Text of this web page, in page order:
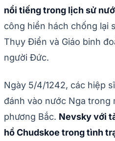
nổi tiếng trong lịch sử
công hiển hách chống lại
Thụy Điển và Giáo binh
người Đức.
Ngày 5/4/1242, các hiệp
đánh vào nước Nga trong
phương Bắc. Nevsky với
hồ Chudskoe trong tình